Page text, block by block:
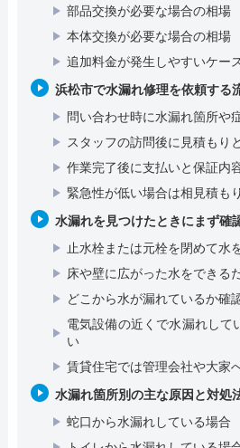
部品交換が必要な場合の相場
本体交換が必要な場合の相場
追加料金が発生しやすいケー
浜松市で水漏れ修理を依頼する
問い合わせ時に水漏れ箇所や
スタッフの訪問後に見積もり
作業完了後に支払いと保証内
緊急性が低い場合は相見積も
水漏れを見つけたときにまず確
止水栓または元栓を閉めて水
床や壁に広がった水をできる
どこから水が漏れているか確
電気設備の近くで水漏れして
い
賃貸住宅では管理会社や大家
水漏れ箇所別の主な原因と対処
蛇口から水漏れしている場合